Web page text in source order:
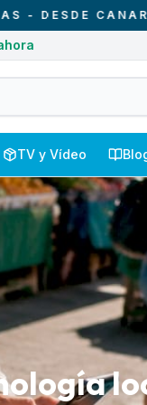
CANARIAS
TV y Vídeo